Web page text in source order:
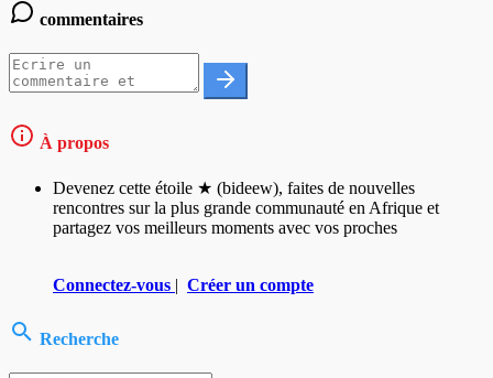
commentaires
À propos
Devenez cette étoile ★ (bideew), faites de nouvelles
rencontres sur la plus grande communauté en Afrique et
partagez vos meilleurs moments avec vos proches
Connectez-vous | Créer un compte
Recherche